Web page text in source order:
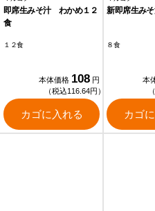
即席生みそ汁 わかめ１２
食
１２食
本体価格 108 円
（税込116.64円）
カゴに入れる
新即席生み
８食
本
カゴ